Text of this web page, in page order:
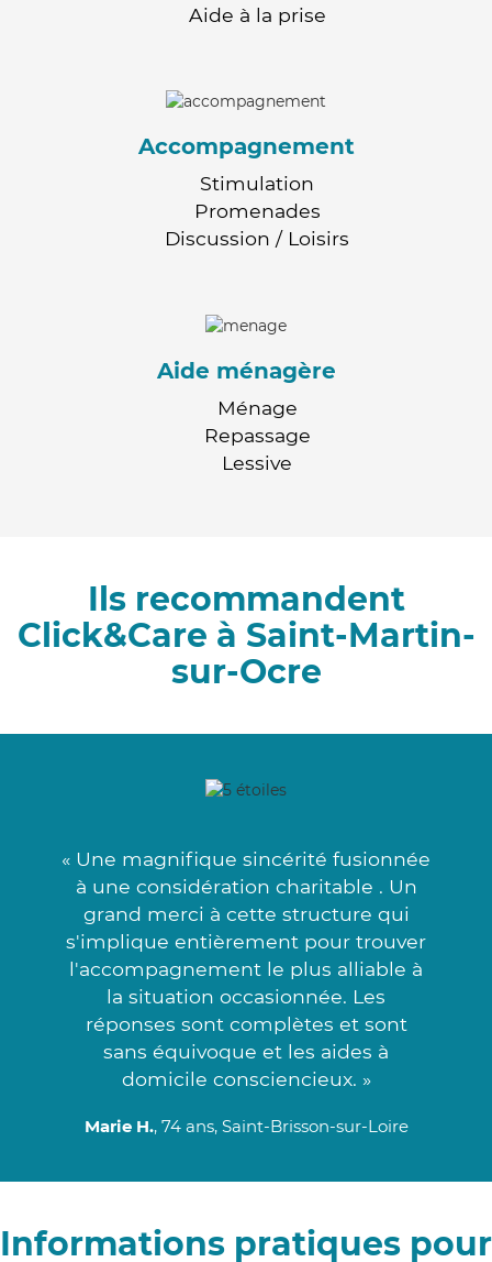
Aide à la prise
Accompagnement
Stimulation
Promenades
Discussion / Loisirs
Aide ménagère
Ménage
Repassage
Lessive
Ils recommandent
Click&Care à Saint-Martin-
sur-Ocre
« Une magnifique sincérité fusionnée
à une considération charitable . Un
grand merci à cette structure qui
s'implique entièrement pour trouver
l'accompagnement le plus alliable à
la situation occasionnée. Les
réponses sont complètes et sont
sans équivoque et les aides à
domicile consciencieux. »
Marie H., 74 ans, Saint-Brisson-sur-Loire
Informations pratiques pour